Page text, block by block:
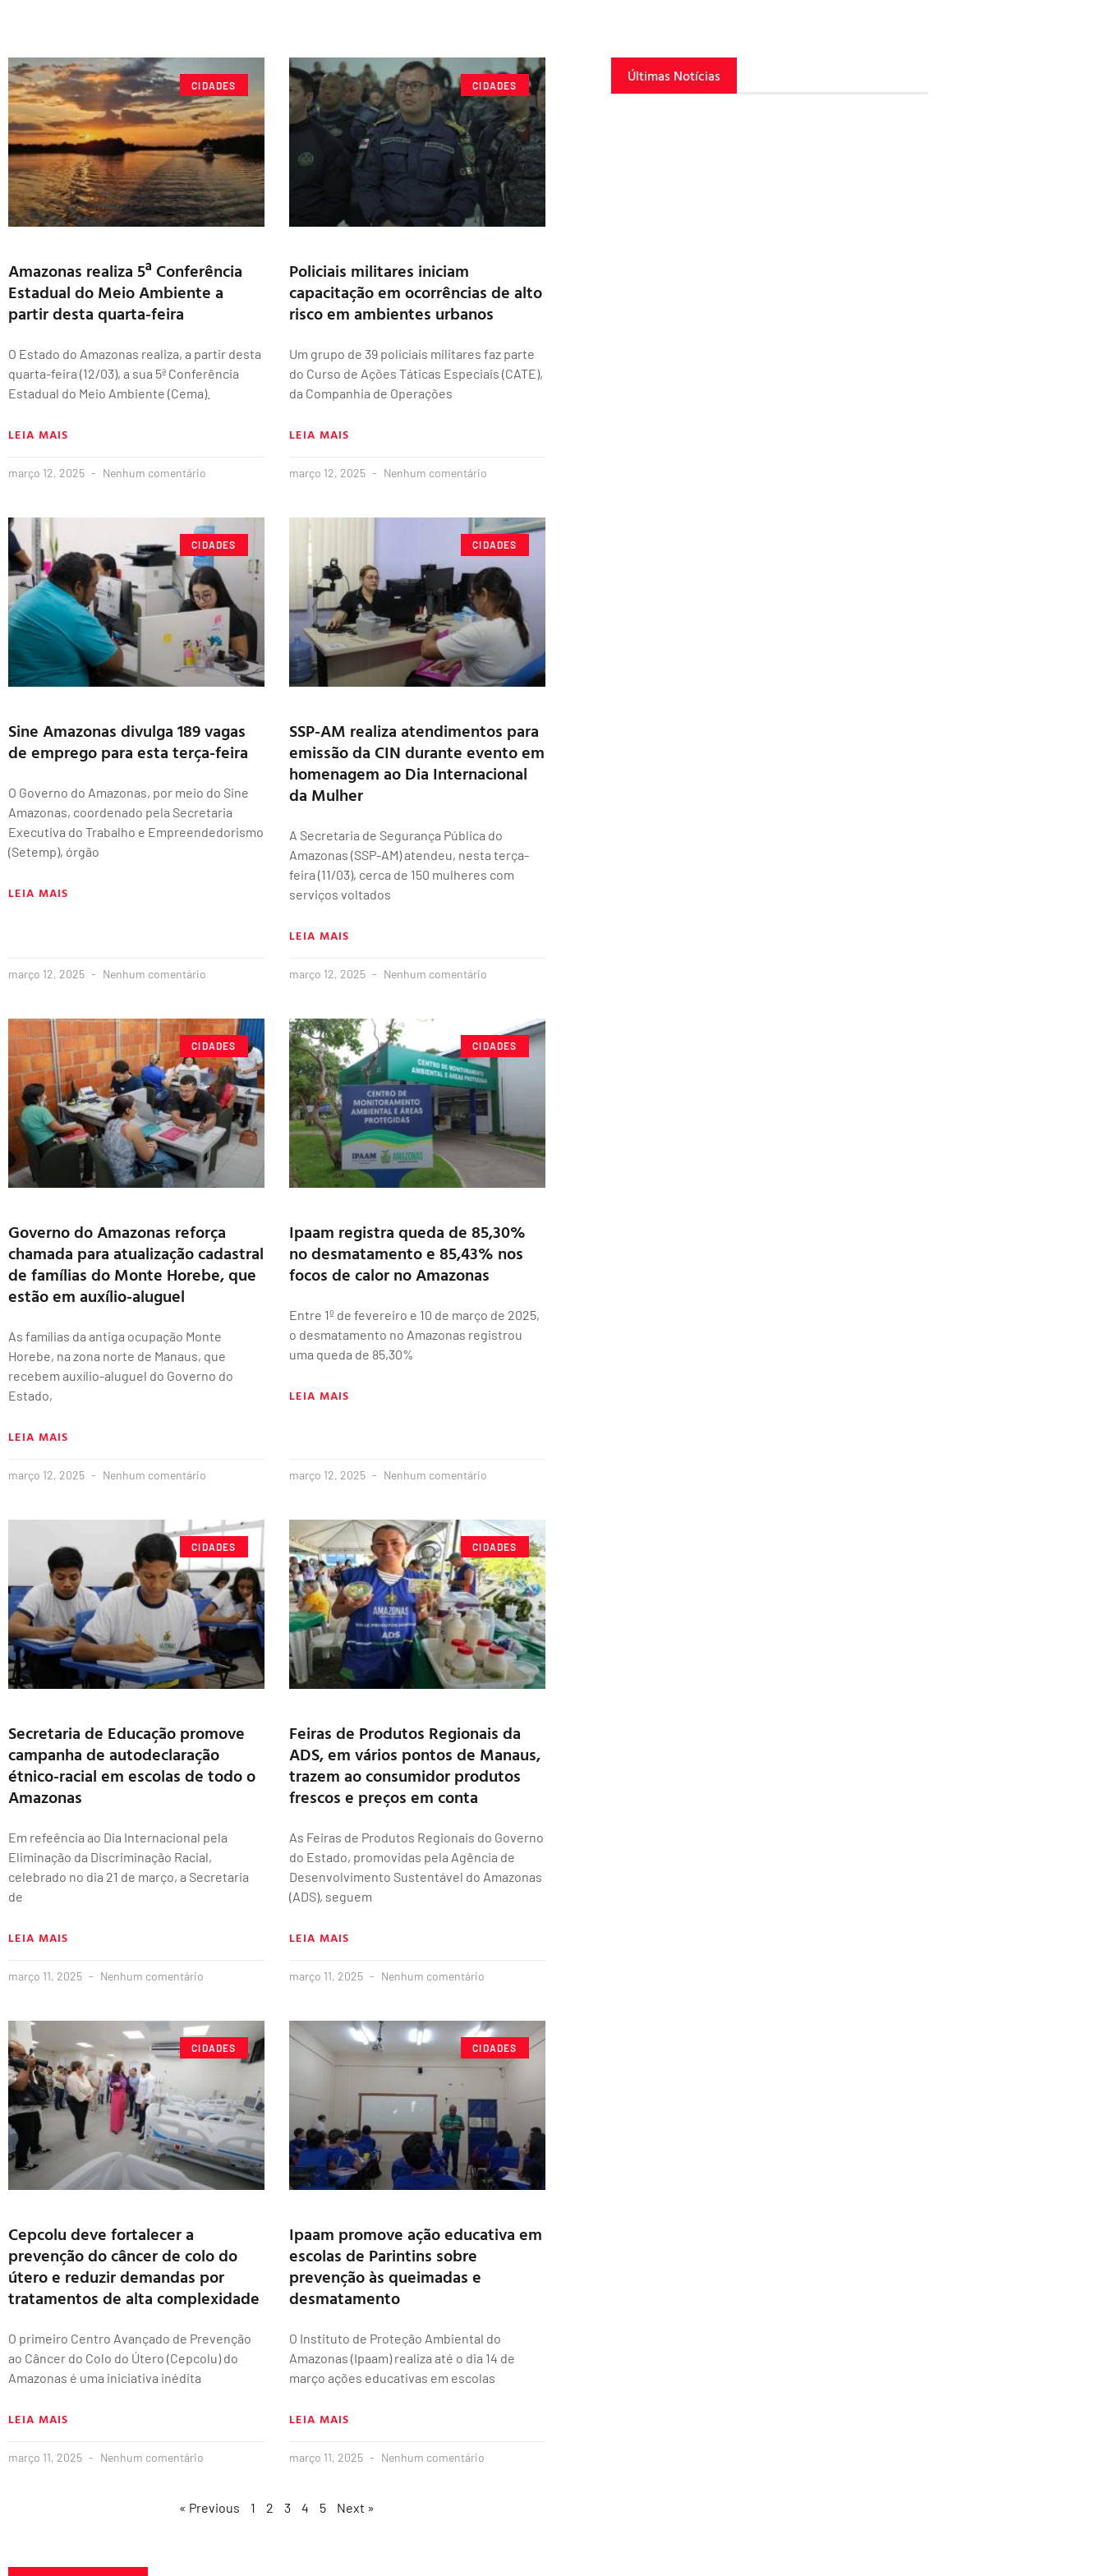
CIDADES
Amazonas realiza 5ª Conferência
Estadual do Meio Ambiente a
partir desta quarta-feira
O Estado do Amazonas realiza, a partir desta
quarta-feira (12/03), a sua 5ª Conferência
Estadual do Meio Ambiente (Cema).
LEIA MAIS
março 12, 2025 Nenhum comentário
CIDADES
Policiais militares iniciam
capacitação em ocorrências de alto
risco em ambientes urbanos
Um grupo de 39 policiais militares faz parte
do Curso de Ações Táticas Especiais (CATE),
da Companhia de Operações
LEIA MAIS
março 12, 2025 Nenhum comentário
CIDADES
Sine Amazonas divulga 189 vagas
de emprego para esta terça-feira
O Governo do Amazonas, por meio do Sine
Amazonas, coordenado pela Secretaria
Executiva do Trabalho e Empreendedorismo
(Setemp), órgão
LEIA MAIS
março 12, 2025 Nenhum comentário
CIDADES
SSP-AM realiza atendimentos para
emissão da CIN durante evento em
homenagem ao Dia Internacional
da Mulher
A Secretaria de Segurança Pública do
Amazonas (SSP-AM) atendeu, nesta terça-
feira (11/03), cerca de 150 mulheres com
serviços voltados
LEIA MAIS
março 12, 2025 Nenhum comentário
CIDADES
Governo do Amazonas reforça
chamada para atualização cadastral
de famílias do Monte Horebe, que
estão em auxílio-aluguel
As famílias da antiga ocupação Monte
Horebe, na zona norte de Manaus, que
recebem auxílio-aluguel do Governo do
Estado,
LEIA MAIS
março 12, 2025 Nenhum comentário
CIDADES
Ipaam registra queda de 85,30%
no desmatamento e 85,43% nos
focos de calor no Amazonas
Entre 1º de fevereiro e 10 de março de 2025,
o desmatamento no Amazonas registrou
uma queda de 85,30%
LEIA MAIS
março 12, 2025 Nenhum comentário
CIDADES
Secretaria de Educação promove
campanha de autodeclaração
étnico-racial em escolas de todo o
Amazonas
Em refeência ao Dia Internacional pela
Eliminação da Discriminação Racial,
celebrado no dia 21 de março, a Secretaria
de
LEIA MAIS
março 11, 2025 Nenhum comentário
CIDADES
Feiras de Produtos Regionais da
ADS, em vários pontos de Manaus,
trazem ao consumidor produtos
frescos e preços em conta
As Feiras de Produtos Regionais do Governo
do Estado, promovidas pela Agência de
Desenvolvimento Sustentável do Amazonas
(ADS), seguem
LEIA MAIS
março 11, 2025 Nenhum comentário
CIDADES
Cepcolu deve fortalecer a
prevenção do câncer de colo do
útero e reduzir demandas por
tratamentos de alta complexidade
O primeiro Centro Avançado de Prevenção
ao Câncer do Colo do Útero (Cepcolu) do
Amazonas é uma iniciativa inédita
LEIA MAIS
março 11, 2025 Nenhum comentário
CIDADES
Ipaam promove ação educativa em
escolas de Parintins sobre
prevenção às queimadas e
desmatamento
O Instituto de Proteção Ambiental do
Amazonas (Ipaam) realiza até o dia 14 de
março ações educativas em escolas
LEIA MAIS
março 11, 2025 Nenhum comentário
« Previous 1 2 3 4 5 Next »
Últimas Notícias